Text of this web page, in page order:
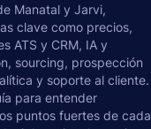
Manatal y Jarvi,
clave como precios,
ATS y CRM, IA y
sourcing, prospección
y soporte al cliente.
para entender
puntos fuertes de cada